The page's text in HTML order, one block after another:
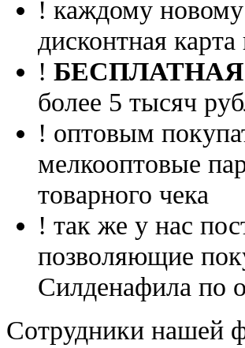
! каждому
дисконтная
!
более 5 тысяч
! оптовым
мелкооптовые
товарного чека
! так же у нас
позволяющие
Силденафила по
Cотрудники нашей